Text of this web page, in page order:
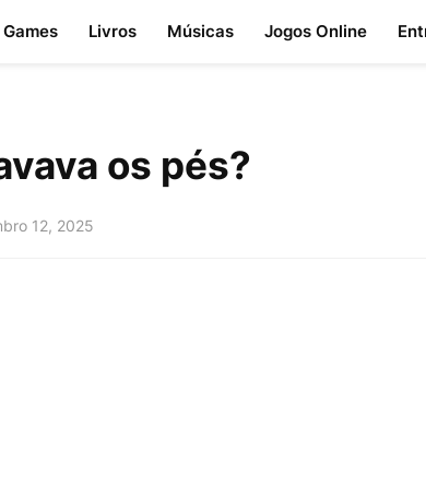
Games Livros Músicas Jogos Online
os pés?
12, 2025